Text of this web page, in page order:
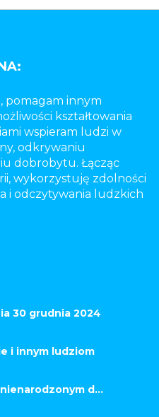
pomagam innym
kształtowania
wspieram ludzi w
odkrywaniu
dobrobytu. Łącząc
wykorzystuję zdolności
i odczytywania ludzkich
30 grudnia 2024
i innym ludziom
d...